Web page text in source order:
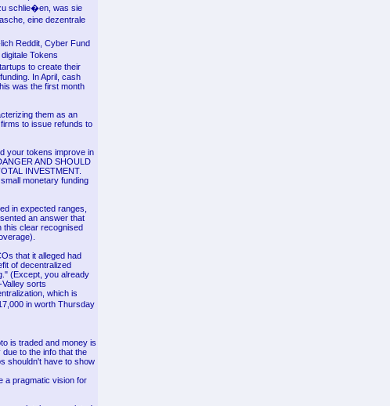
schlie�en, was sie
eine dezentrale
Reddit, Cyber Fund
Tokens
to create their
In April, cash
was the first month
them as an
to issue refunds to
your tokens improve in
AND SHOULD
INVESTMENT.
monetary funding
in expected ranges,
an answer that
this clear recognised
that it alleged had
of decentralized
(Except, you already
sorts
which is
in worth Thursday
is traded and money is
to the info that the
shouldn't have to show
a pragmatic vision for